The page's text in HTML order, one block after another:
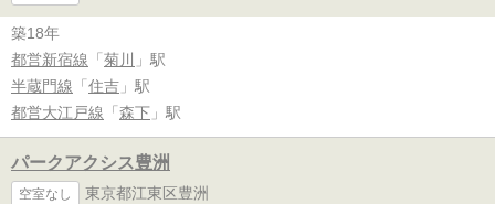
築18年
都営新宿線 「 菊川
」駅
半蔵門線 「 住吉 」駅
都営大江戸線 「 森下 」駅
パークアクシス豊洲
空室なし 東京都江東区豊洲